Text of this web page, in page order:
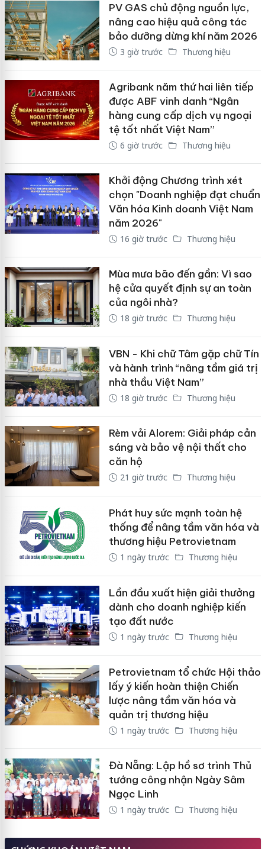
PV GAS chủ động nguồn lực,
nâng cao hiệu quả công tác
bảo dưỡng dừng khí năm 2026
3 giờ trước Thương hiệu
Agribank năm thứ hai liên tiếp
được ABF vinh danh “Ngân
hàng cung cấp dịch vụ ngoại
tệ tốt nhất Việt Nam”
6 giờ trước Thương hiệu
Khởi động Chương trình xét
chọn "Doanh nghiệp đạt chuẩn
Văn hóa Kinh doanh Việt Nam
năm 2026"
16 giờ trước Thương hiệu
Mùa mưa bão đến gần: Vì sao
hệ cửa quyết định sự an toàn
của ngôi nhà?
18 giờ trước Thương hiệu
VBN - Khi chữ Tâm gặp chữ Tín
và hành trình “nâng tầm giá trị
nhà thầu Việt Nam”
18 giờ trước Thương hiệu
Rèm vải Alorem: Giải pháp cản
sáng và bảo vệ nội thất cho
căn hộ
21 giờ trước Thương hiệu
Phát huy sức mạnh toàn hệ
thống để nâng tầm văn hóa và
thương hiệu Petrovietnam
1 ngày trước Thương hiệu
Lần đầu xuất hiện giải thưởng
dành cho doanh nghiệp kiến
tạo đất nước
1 ngày trước Thương hiệu
Petrovietnam tổ chức Hội thảo
lấy ý kiến hoàn thiện Chiến
lược nâng tầm văn hóa và
quản trị thương hiệu
1 ngày trước Thương hiệu
Đà Nẵng: Lập hồ sơ trình Thủ
tướng công nhận Ngày Sâm
Ngọc Linh
1 ngày trước Thương hiệu